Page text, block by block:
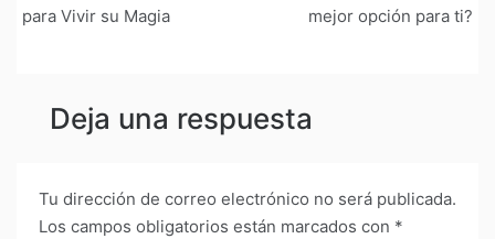
entradas
para Vivir su Magia
mejor opción para ti?
Deja una respuesta
Tu dirección de correo electrónico no será publicada.
Los campos obligatorios están marcados con *